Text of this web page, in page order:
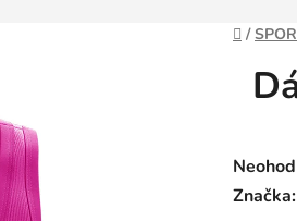
Domů
/
Značka: